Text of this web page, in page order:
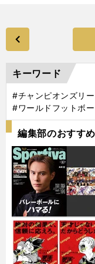
キーワード
#チャンピオンズリ
#ワールドフットボ
編集部のおすすめ